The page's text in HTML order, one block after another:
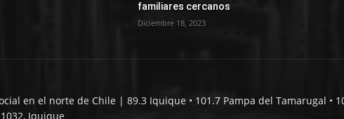
familiares cercanos
Diciembre 18, 2023
en el norte de Chile | 89.3 Iquique • 101.7 Pampa del Tamarugal •
Iquique